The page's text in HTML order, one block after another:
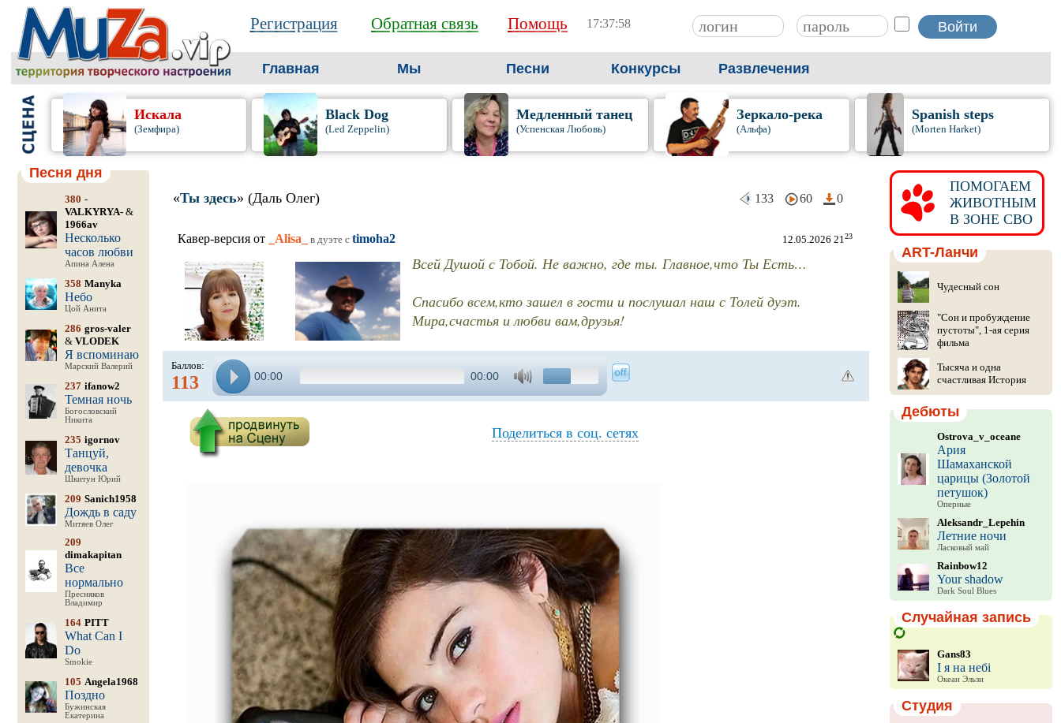
Регистрация Обратная связь Помощь 17:37:58
Главная Мы Песни Конкурсы Развлечения
Искала
(Земфира)
Black Dog
(Led Zeppelin)
Медленный танец
(Успенская Любовь)
Зеркало-река
(Альфа)
Spanish steps
(Morten Harket)
Песня дня
380 -
VALKYRYA-&
1966av
Несколько
часов любви
Апина Алена
358 Manyka
Небо
Цой Анита
286 gros-valer
& VLODEK
Я вспоминаю
Марский Валерий
237 ifanow2
Темная ночь
Богословский
Никита
235 igornov
Танцуй,
девочка
Шкитун Юрий
209 Sanich1958
Дождь в саду
Митяев Олег
209
dimakapitan
Все
нормально
Пресняков
Владимир
164 PITT
What Can I
Do
Smokie
105 Angela1968
Поздно
Бужинская
Екатерина
«Ты здесь» (Даль Олег) 133 60 0
Кавер-версия от _Alisa_ в дуэте c timoha2 12.05.2026 2123
Всей Душой с Тобой. Не важно, где ты. Главное,что Ты Есть…
Спасибо всем,кто зашел в гости и послушал наш с Толей дуэт.
Мира,счастья и любви вам,друзья!
Баллов:
113 00:00 00:00
Поделиться в соц. сетях
ПОМОГАЕМ
ЖИВОТНЫМ
В ЗОНЕ СВО
ART-Ланчи
Чудесный сон
"Сон и пробуждение
пустоты", 1-ая серия
фильма
Тысяча и одна
счастливая История
Дебюты
Ostrova_v_oceane
Ария
Шамаханской
царицы (Золотой
петушок)
Оперные
Aleksandr_Lepehin
Летние ночи
Ласковый май
Rainbow12
Your shadow
Dark Soul Blues
Случайная запись
Gans83
І я на небі
Океан Эльзи
Студия